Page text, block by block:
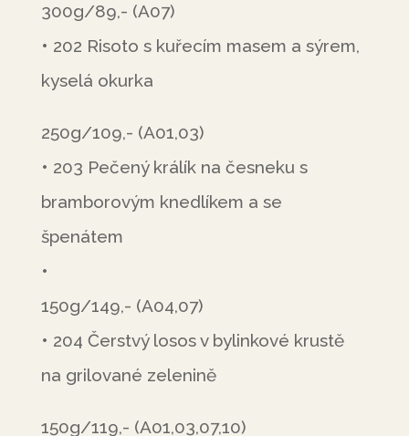
300g/89,- (A07)
• 202 Risoto s kuřecím masem a sýrem,
kyselá okurka
250g/109,- (A01,03)
• 203 Pečený králík na česneku s
bramborovým knedlíkem a se
špenátem
•
150g/149,- (A04,07)
• 204 Čerstvý losos v bylinkové krustě
na grilované zelenině
150g/119,- (A01,03,07,10)